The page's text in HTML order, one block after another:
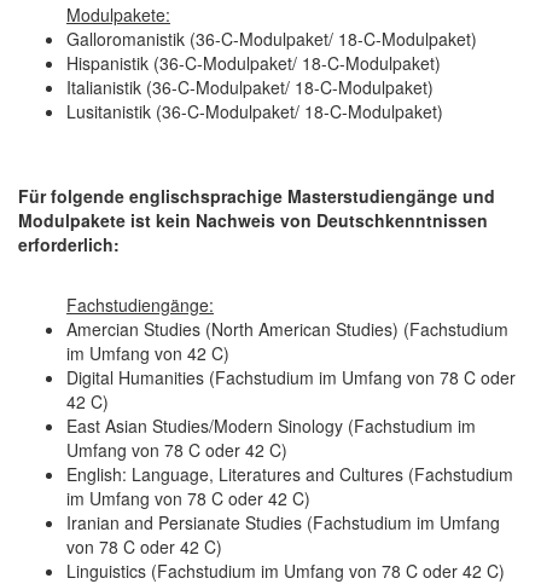
Modulpakete:
Galloromanistik (36-C-Modulpaket/ 18-C-Modulpaket)
Hispanistik (36-C-Modulpaket/ 18-C-Modulpaket)
Italianistik (36-C-Modulpaket/ 18-C-Modulpaket)
Lusitanistik (36-C-Modulpaket/ 18-C-Modulpaket)
Für folgende englischsprachige Masterstudiengänge und
Modulpakete ist kein Nachweis von Deutschkenntnissen
erforderlich:
Fachstudiengänge:
Amercian Studies (North American Studies) (Fachstudium
im Umfang von 42 C)
Digital Humanities (Fachstudium im Umfang von 78 C oder
42 C)
East Asian Studies/Modern Sinology (Fachstudium im
Umfang von 78 C oder 42 C)
English: Language, Literatures and Cultures (Fachstudium
im Umfang von 78 C oder 42 C)
Iranian and Persianate Studies (Fachstudium im Umfang
von 78 C oder 42 C)
Linguistics (Fachstudium im Umfang von 78 C oder 42 C)